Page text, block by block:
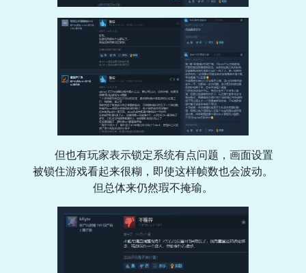
但也有玩家表示锁定系统有点问题，画面设置
被锁住游戏看起来很糊，即使这样帧数也会波动。
但总体来仍然瑕不掩瑜。